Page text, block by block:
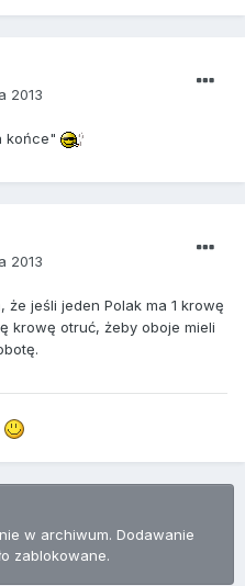
2013
końce"
2013
że jeśli jeden Polak ma 1 krowę
krowę otruć, żeby oboje mieli
w archiwum. Dodawanie
zablokowane.